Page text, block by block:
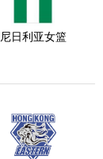
尼日利亚女篮